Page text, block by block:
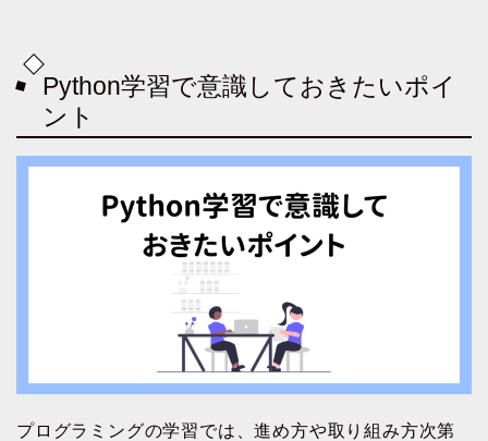
Python学習で意識しておきたいポイ
ント
プログラミングの学習では、進め方や取り組み方次第